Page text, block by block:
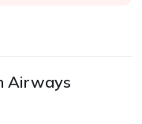
Airways